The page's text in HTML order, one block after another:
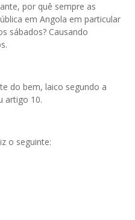
por quê sempre as
em Angola em particular
sábados? Causando
do bem, laico segundo a
artigo 10.
o seguinte: